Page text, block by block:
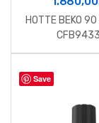
HOTTE BEKO 90
Save